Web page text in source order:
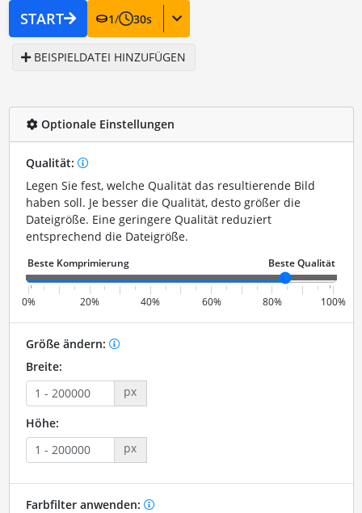
START 1/ 30s
BEISPIELDATEI HINZUFÜGEN
Optionale Einstellungen
Qualität:
Legen Sie fest, welche Qualität das resultierende Bild
haben soll. Je besser die Qualität, desto größer die
Dateigröße. Eine geringere Qualität reduziert
entsprechend die Dateigröße.
0% 20% 40% 60% 80% 100%
Größe ändern:
Breite:
px
Höhe:
px
Farbfilter anwenden: